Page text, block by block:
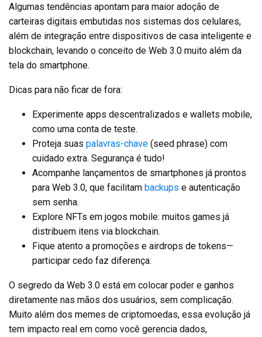
Algumas tendências apontam para maior adoção de
carteiras digitais embutidas nos sistemas dos celulares,
além de integração entre dispositivos de casa inteligente e
blockchain, levando o conceito de Web 3.0 muito além da
tela do smartphone.
Dicas para não ficar de fora:
Experimente apps descentralizados e wallets mobile,
como uma conta de teste.
Proteja suas palavras-chave (seed phrase) com
cuidado extra. Segurança é tudo!
Acompanhe lançamentos de smartphones já prontos
para Web 3.0, que facilitam backups e autenticação
sem senha.
Explore NFTs em jogos mobile: muitos games já
distribuem itens via blockchain.
Fique atento a promoções e airdrops de tokens—
participar cedo faz diferença.
O segredo da Web 3.0 está em colocar poder e ganhos
diretamente nas mãos dos usuários, sem complicação.
Muito além dos memes de criptomoedas, essa evolução já
tem impacto real em como você gerencia dados,